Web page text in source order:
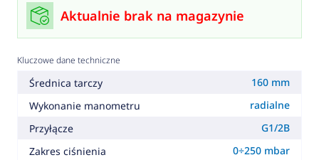
Aktualnie brak na magazynie
Kluczowe dane techniczne
Średnica tarczy
160 mm
Wykonanie manometru
radialne
Przyłącze
G1/2B
Zakres ciśnienia
0÷250 mbar